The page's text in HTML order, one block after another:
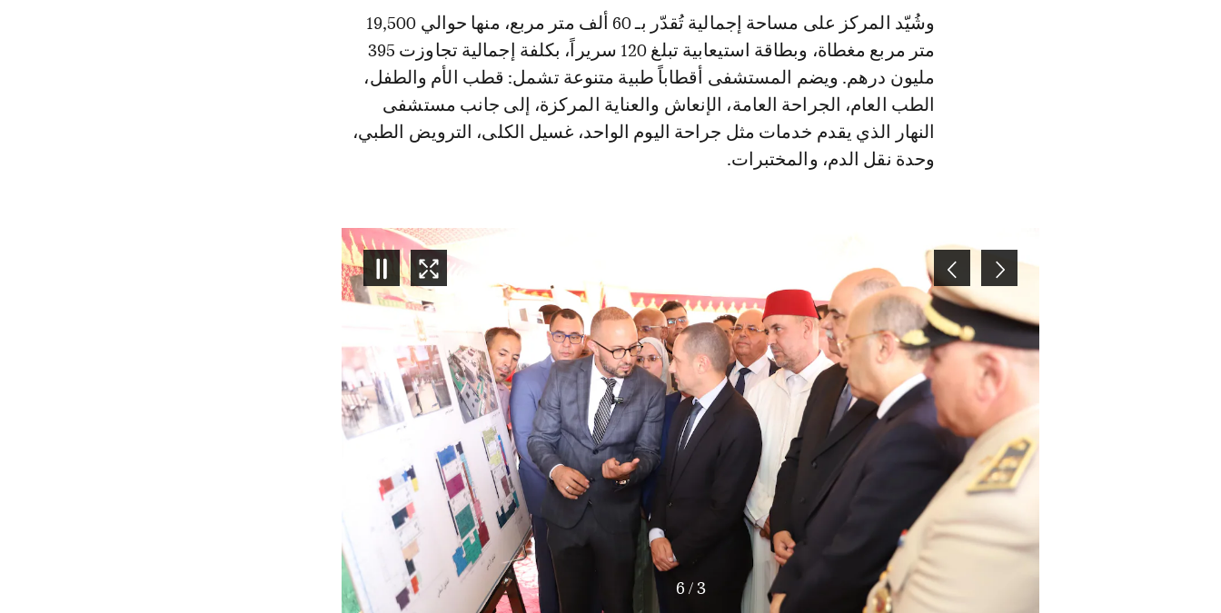
وشُيّد المركز على مساحة إجمالية تُقدّر بـ 60 ألف متر مربع، منها حوالي 19,500
متر مربع مغطاة، وبطاقة استيعابية تبلغ 120 سريراً، بكلفة إجمالية تجاوزت 395
مليون درهم. ويضم المستشفى أقطاباً طبية متنوعة تشمل: قطب الأم والطفل،
الطب العام، الجراحة العامة، الإنعاش والعناية المركزة، إلى جانب مستشفى
النهار الذي يقدم خدمات مثل جراحة اليوم الواحد، غسيل الكلى، الترويض الطبي،
وحدة نقل الدم، والمختبرات.
4
/
6